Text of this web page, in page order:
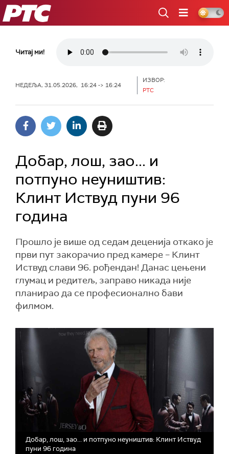
РТС
Читај ми!
НЕДЕЉА, 31.05.2026, 16:24 -> 16:24
ИЗВОР:
РТС
Добар, лош, зао... и
потпуно неуништив:
Клинт Иствуд пуни 96
година
Прошло је више од седам деценија откако је
први пут закорачио пред камере – Клинт
Иствуд слави 96. рођендан! Данас цењени
глумац и редитељ, заправо никада није
планирао да се професионално бави
филмом.
Добар, лош, зао... и потпуно неуништив: Клинт Иствуд
пуни 96 година